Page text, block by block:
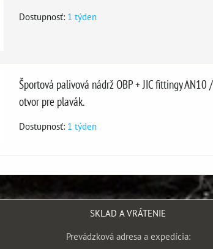
Dostupnosť: 1 týden
Športová palivová nádrž OBP + JIC fittingy AN10 /
otvor pre plavák.
Dostupnosť: 1 týden
SKLAD A VRÁTENIE
Prevádzková adresa a expedícia: